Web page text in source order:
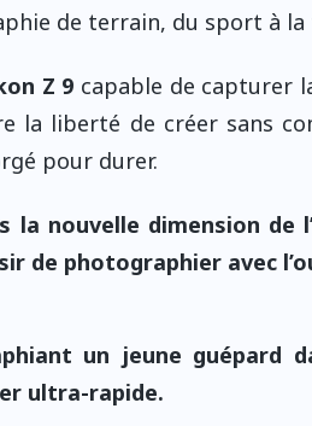
de terrain, du sport à la
Z 9 capable de capturer
liberté de créer sans
pour durer.
nouvelle dimension de
de photographier avec